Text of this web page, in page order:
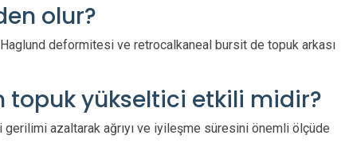
olur?
deformitesi ve retrocalkaneal bursit de topuk arkası
topuk yükseltici etkili midir?
azaltarak ağrıyı ve iyileşme süresini önemli ölçüde